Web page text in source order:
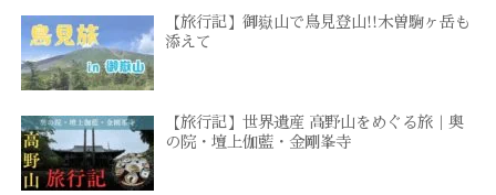
【旅行記】御嶽山で鳥見登山!!木曽駒ヶ岳も
添えて
【旅行記】世界遺産 高野山をめぐる旅｜奥
の院・壇上伽藍・金剛峯寺